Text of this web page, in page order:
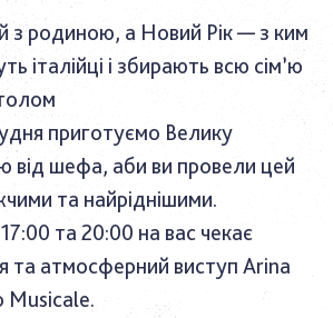
з родиною, а Новий Рік — з ким
італійці і збирають всю сім’ю
приготуємо Велику
від шефа, аби ви провели цей
та найріднішими.
та 20:00 на вас чекає
та атмосферний виступ Arina
Musicale.